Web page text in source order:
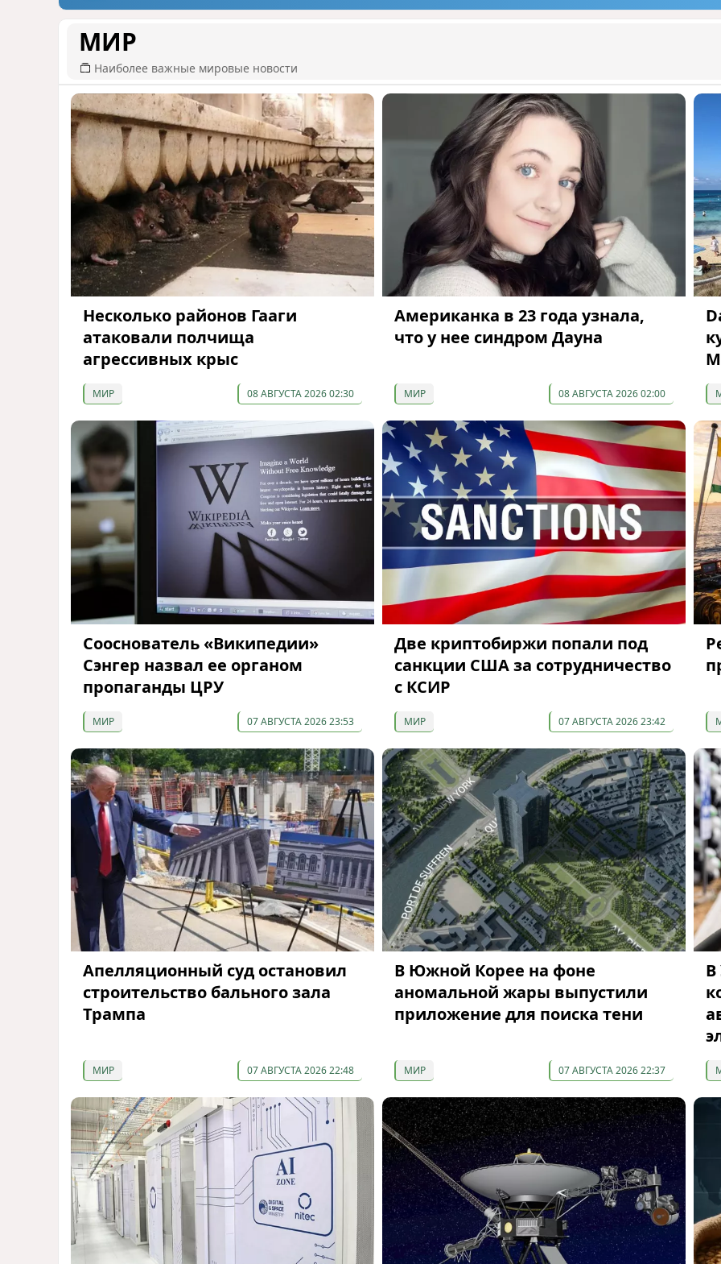
МИР
Наиболее важные мировые новости
Несколько районов Гааги
атаковали полчища
агрессивных крыс
МИР 08 АВГУСТА 2026 02:30
Американка в 23 года узнала,
что у нее синдром Дауна
МИР 08 АВГУСТА 2026 02:00
Сооснователь «Википедии»
Сэнгер назвал ее органом
пропаганды ЦРУ
МИР 07 АВГУСТА 2026 23:53
Две криптобиржи попали под
санкции США за сотрудничество
с КСИР
МИР 07 АВГУСТА 2026 23:42
Апелляционный суд остановил
строительство бального зала
Трампа
МИР 07 АВГУСТА 2026 22:48
В Южной Корее на фоне
аномальной жары выпустили
приложение для поиска тени
МИР 07 АВГУСТА 2026 22:37
В